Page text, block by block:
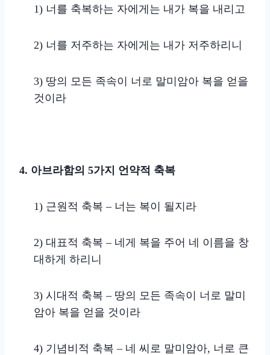
1) 너를 축복하는 자에게는 내가 복을 내리고
2) 너를 저주하는 자에게는 내가 저주하리니
3) 땅의 모든 족속이 너로 말미암아 복을 얻을
것이라
4. 아브라함의 5가지 언약적 축복
1) 근원적 축복 – 너는 복이 될지라
2) 대표적 축복 – 네게 복을 주어 네 이름을 창
대하게 하리니
3) 시대적 축복 – 땅의 모든 족속이 너로 말미
암아 복을 얻을 것이라
4) 기념비적 축복 – 네 씨로 말미암아, 너로 큰